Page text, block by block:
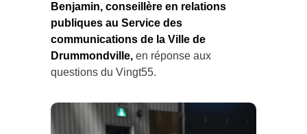
Benjamin, conseillère en relations
publiques au Service des
communications de la Ville de
Drummondville, en réponse aux
questions du Vingt55.